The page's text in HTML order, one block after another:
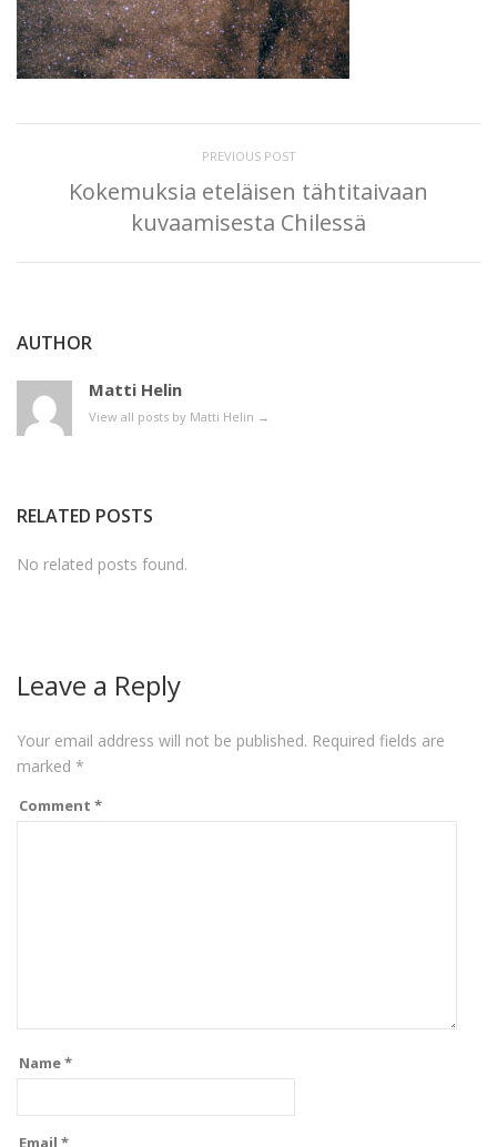
PREVIOUS POST
Kokemuksia eteläisen tähtitaivaan
kuvaamisesta Chilessä
AUTHOR
Matti Helin
View all posts by Matti Helin →
RELATED POSTS
No related posts found.
Leave a Reply
Your email address will not be published. Required fields are
marked *
Comment *
Name*
Email *